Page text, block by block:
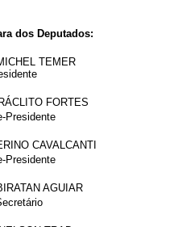
dos Deputados:
TEMER
FORTES
Presidente
CAVALCANTI
Presidente
AGUIAR